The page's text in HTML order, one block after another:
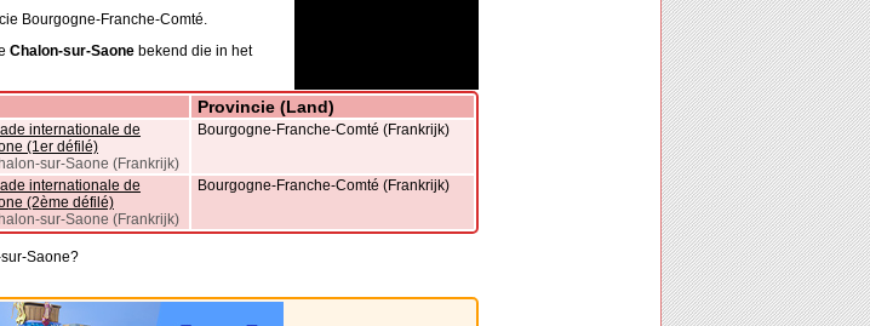
Bourgogne-Franche-Comté.
Chalon-sur-Saone bekend die in het
Provincie (Land)
internationale de
(1er défilé)
sur-Saone (Frankrijk)
Bourgogne-Franche-Comté (Frankrijk)
internationale de
(2ème défilé)
sur-Saone (Frankrijk)
Bourgogne-Franche-Comté (Frankrijk)
Saone?